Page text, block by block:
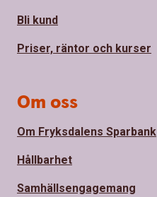
Bli kund
Priser, räntor och kurser
Om oss
Om Fryksdalens Sparbank
Hållbarhet
Samhällsengagemang